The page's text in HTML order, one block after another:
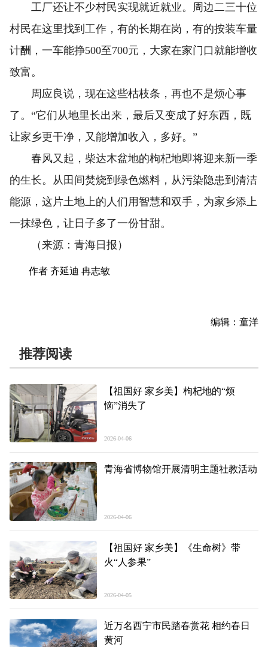
工厂还让不少村民实现就近就业。周边二三十位
村民在这里找到工作，有的长期在岗，有的按装车量
计酬，一车能挣500至700元，大家在家门口就能增收
致富。
周应良说，现在这些枯枝条，再也不是烦心事
了。“它们从地里长出来，最后又变成了好东西，既
让家乡更干净，又能增加收入，多好。”
春风又起，柴达木盆地的枸杞地即将迎来新一季
的生长。从田间焚烧到绿色燃料，从污染隐患到清洁
能源，这片土地上的人们用智慧和双手，为家乡添上
一抹绿色，让日子多了一份甘甜。
（来源：青海日报）
作者 齐延迪 冉志敏
编辑：童洋
推荐阅读
【祖国好 家乡美】枸杞地的“烦
恼”消失了
2026-04-06
青海省博物馆开展清明主题社教活动
2026-04-06
【祖国好 家乡美】《生命树》带
火“人参果”
2026-04-05
近万名西宁市民踏春赏花 相约春日
黄河